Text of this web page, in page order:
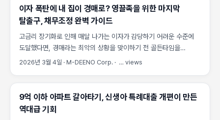
요건과 실전 전략 을 구체적으로 짚어드립니다. 개인회생 vs 파산:
아파트를 지키려면 어떤 길을 선택해야 하나 많은 분들이 개인회생과
개인파산을 혼동하십니다. 두 제도는 목적과 결과가 근본적으로
다릅니다. ...
이자 폭탄에 내 집이 경매로? 영끌족을 위한 마지막
탈출구, 채무조정 완벽 가이드
고금리 장기화로 인해 매달 나가는 이자가 감당하기 어려운 수준에
도달했다면, 경매라는 최악의 상황을 맞이하기 전 골든타임을
확보해야 합니다. M-DEENO이 분석한 채무조정 제도의 핵심과
위기 분석 엔진 알고리즘 분석에 따르면, 최근 수도권 주요 단지의
대출 상환 부담은 역대 최고 수준인 ‘위험’ 단계에 진입했습니다. 특히
무리한 대출로 내 집 마련에 성공했던 이른바 ‘영끌족’들이 한계점에
도달하면서, 경매 시장으로 유입되는 아파트 물량이 전년 대비
2026년 3월 4일 · M-DEENO Corp.· … views
9억 이하 아파트 갈아타기, 신생아 특례대출 개편이 만든
역대급 기회